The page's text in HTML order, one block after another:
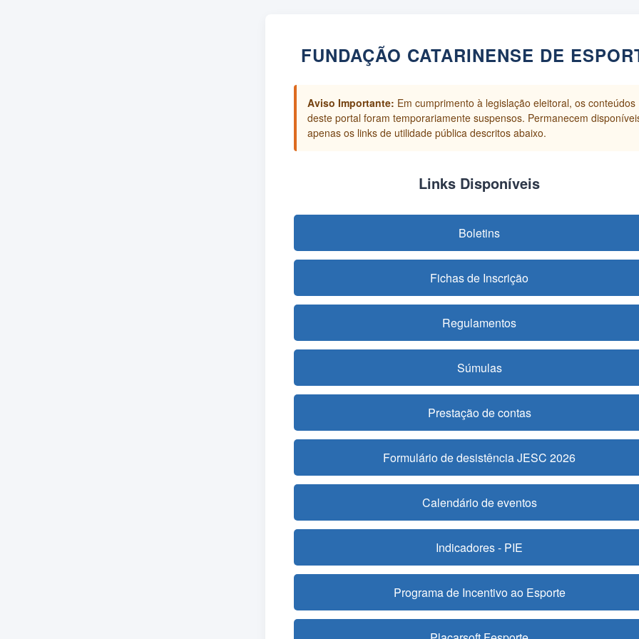
FUNDAÇÃO CATARINENSE DE
Aviso Importante: Em cumprimento à legislação eleitoral, os conteúdos
deste portal foram temporariamente suspensos. Permanecem
apenas os links de utilidade pública descritos abaixo.
Links Disponíveis
Boletins
Fichas de Inscrição
Regulamentos
Súmulas
Prestação de contas
Formulário de desistência JESC 2026
Calendário de eventos
Indicadores - PIE
Programa de Incentivo ao Esporte